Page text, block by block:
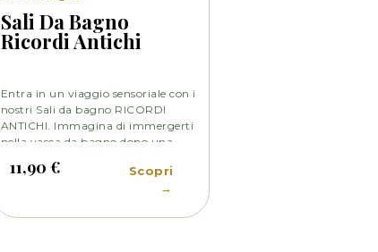
Sali Da Bagno
Ricordi Antichi
Entra in un viaggio sensoriale con i
nostri Sali da bagno RICORDI
ANTICHI. Immagina di immergerti
nella vasca da bagno dopo una
fragranza avvolge delicatamente il
tuo corpo e la tua mente. Oppure,
settimana in una splendida casa
11,90 €
Scopri
→